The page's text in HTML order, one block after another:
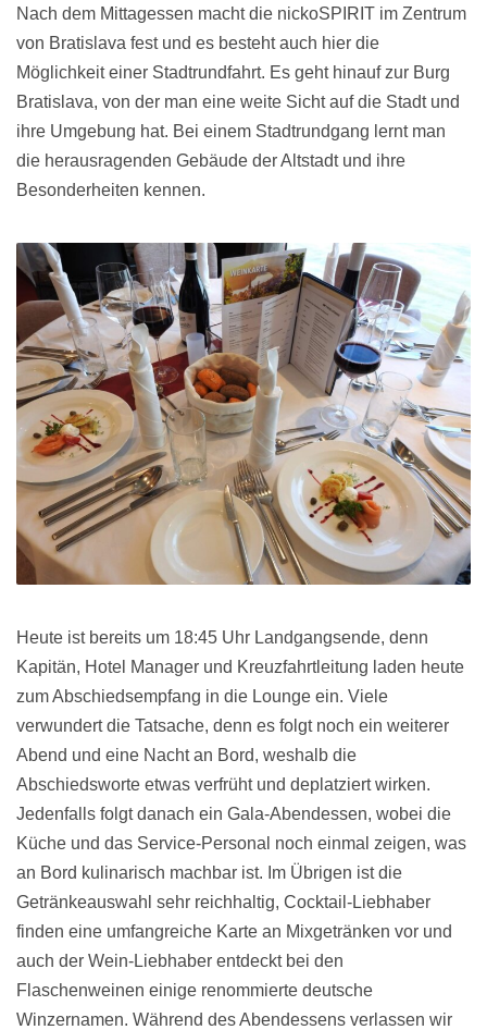
Nach dem Mittagessen macht die nickoSPIRIT im Zentrum
von Bratislava fest und es besteht auch hier die
Möglichkeit einer Stadtrundfahrt. Es geht hinauf zur Burg
Bratislava, von der man eine weite Sicht auf die Stadt und
ihre Umgebung hat. Bei einem Stadtrundgang lernt man
die herausragenden Gebäude der Altstadt und ihre
Besonderheiten kennen.
Heute ist bereits um 18:45 Uhr Landgangsende, denn
Kapitän, Hotel Manager und Kreuzfahrtleitung laden heute
zum Abschiedsempfang in die Lounge ein. Viele
verwundert die Tatsache, denn es folgt noch ein weiterer
Abend und eine Nacht an Bord, weshalb die
Abschiedsworte etwas verfrüht und deplatziert wirken.
Jedenfalls folgt danach ein Gala-Abendessen, wobei die
Küche und das Service-Personal noch einmal zeigen, was
an Bord kulinarisch machbar ist. Im Übrigen ist die
Getränkeauswahl sehr reichhaltig, Cocktail-Liebhaber
finden eine umfangreiche Karte an Mixgetränken vor und
auch der Wein-Liebhaber entdeckt bei den
Flaschenweinen einige renommierte deutsche
Winzernamen. Während des Abendessens verlassen wir